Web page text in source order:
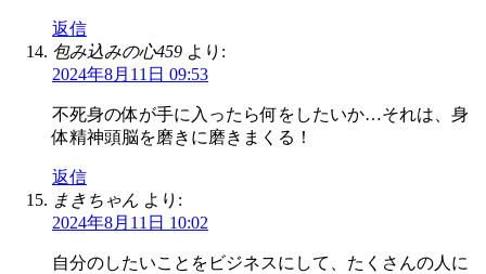
返信
包み込みの心459 より:
2024年8月11日 09:53
不死身の体が手に入ったら何をしたいか…それは、身
体精神頭脳を磨きに磨きまくる！
返信
まきちゃん より:
2024年8月11日 10:02
自分のしたいことをビジネスにして、たくさんの人に